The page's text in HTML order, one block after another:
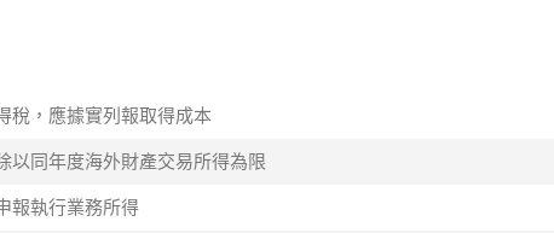
稅，應據實列報取得成本
以同年度海外財產交易所得為限
報執行業務所得